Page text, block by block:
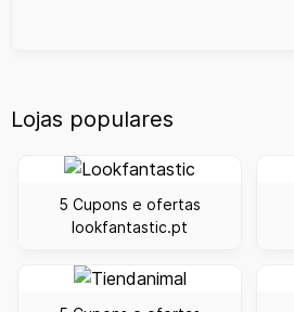
Lojas populares
5 Cupons e ofertas
lookfantastic.pt